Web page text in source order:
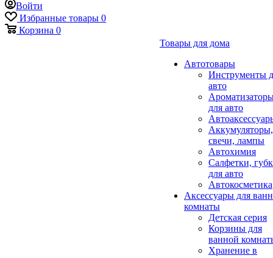
Войти
Избранные товары 0
Корзина 0
Товары для дома
Автотовары
Инструменты
авто
для авто
Аккумуляторы,
свечи, лампы
Автохимия
Салфетки,
для авто
Автокосметика
Аксессуары для
комнаты
Детская серия
Корзины для
ванной
Хранение в